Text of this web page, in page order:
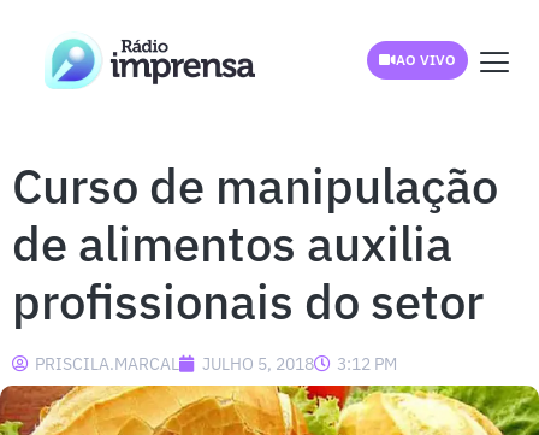
AO VIVO
Curso de manipulação
de alimentos auxilia
profissionais do setor
PRISCILA.MARCAL JULHO 5, 2018 3:12 PM